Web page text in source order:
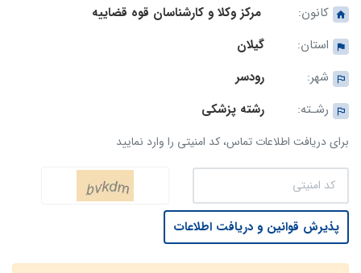
کانون:
مرکز وکلا و کارشناسان قوه قضاییه
استان:
گیلان
شهر:
رودسر
رشـته:
رشته پزشکی
برای دریافت اطلاعات تماس، کد امنیتی را وارد نمایید
پذیرش قوانین و دریافت اطلاعات